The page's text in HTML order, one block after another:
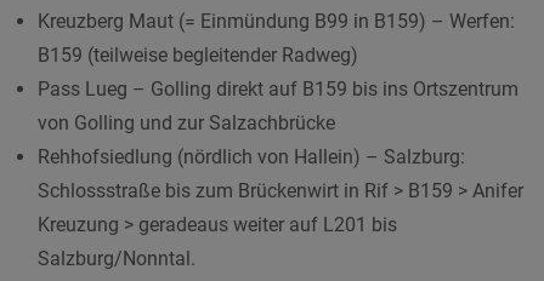
Kreuzberg Maut (= Einmündung B99 in B159) – Werfen:
B159 (teilweise begleitender Radweg)
Pass Lueg – Golling direkt auf B159 bis ins Ortszentrum
von Golling und zur Salzachbrücke
Rehhofsiedlung (nördlich von Hallein) – Salzburg:
Schlossstraße bis zum Brückenwirt in Rif > B159 > Anifer
Kreuzung > geradeaus weiter auf L201 bis
Salzburg/Nonntal.